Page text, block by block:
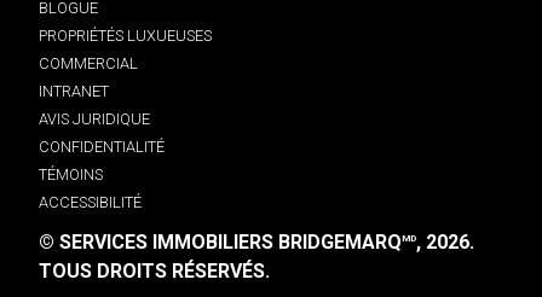
BLOGUE
PROPRIÉTÉS LUXUEUSES
COMMERCIAL
INTRANET
AVIS JURIDIQUE
CONFIDENTIALITÉ
TÉMOINS
ACCESSIBILITÉ
© SERVICES IMMOBILIERS BRIDGEMARQMD, 2026.
TOUS DROITS RÉSERVÉS.